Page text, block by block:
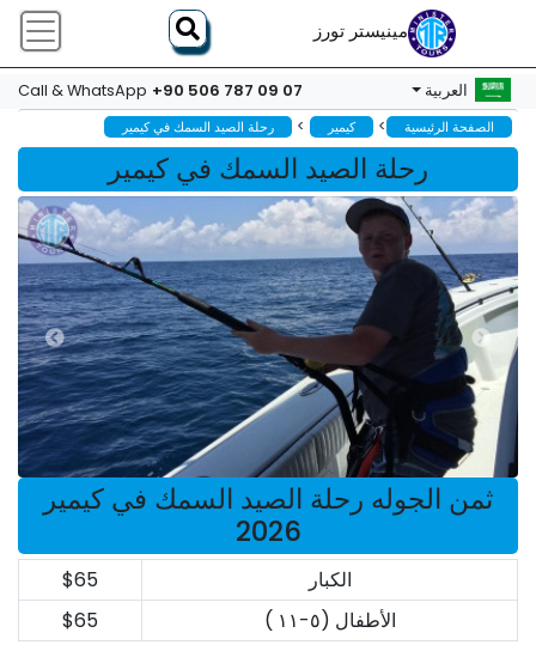
مينيستر تورز
العربية Call & WhatsApp +90 506 787 09 07
الصفحة الرئيسية > كيمير > رحلة الصيد السمك في كيمير
رحلة الصيد السمك في كيمير
ثمن الجوله رحلة الصيد السمك في كيمير
2026
الكبار
$65
الأطفال (٥-١١ )
$65